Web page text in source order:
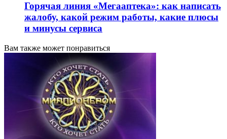
Горячая линия «Мегааптека»: как написать
жалобу, какой режим работы, какие плюсы
и минусы сервиса
Вам также может понравиться